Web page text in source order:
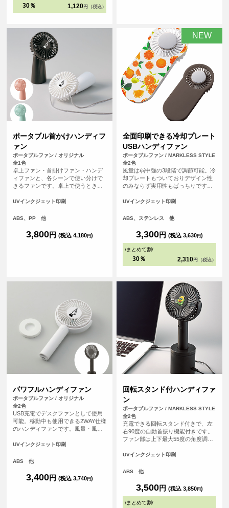
30％ 1,120 円（税込）
ポータブル首かけハンディフ
ァン
ポータブルファン / オリジナル
全1色
卓上ファン・首掛けファン・ハンデ
ィファンと、各シーンで使い分けで
きるファンです。卓上で使うときは
GOOD！快適な涼しさをお届けしま
リジナルデザインをプリント頂けま
UVインクジェット印刷
ABS、PP 他
3,800円 (税込 4,180円)
NEW
全面印刷できる冷却プレート
USBハンディファン
ポータブルファン / MARKLESS STYLE
全2色
風量は弱中強の3段階で調節可能。冷
却プレートもついておりデザイン性
のみならず実用性もばっちりです。
可動式スタンド付きなので卓上でも
いるため、首から下げてもお使いい
ーブル、ストラップ付き
UVインクジェット印刷
ABS、ステンレス 他
3,300円 (税込 3,630円)
\まとめて割/
30％ 2,310 円（税込）
パワフルハンディファン
ポータブルファン / オリジナル
全2色
USB充電でデスクファンとして使用
可能。移動中も使用できる2WAY仕様
のハンディファンです。風量・風向
てお好みの風量・風向きでお使いい
ボタンには誤作動防止機能が付いて
電切れになってしまった…などの心
配もなく、安全にご使用いただけま
UVインクジェット印刷
ABS 他
3,400円 (税込 3,740円)
回転スタンド付ハンディファ
ン
ポータブルファン / MARKLESS STYLE
全2色
充電できる回転スタンド付きで、左
右90度の自動首振り機能付きです。
ファン部は上下最大55度の角度調整
の風量調節が可能で、自分好みに調
連続使用が可能です。（風量「中」
ンドそれぞれに名入れができ、フル
カラー印刷も可能なのでイベントな
どの物販用としてもおすすめです。
UVインクジェット印刷
ABS 他
3,500円 (税込 3,850円)
\まとめて割/